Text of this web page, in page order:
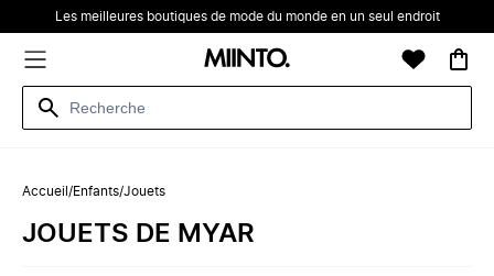
Les meilleures boutiques de mode du monde en un seul endroit
Accueil /Enfants/Jouets
‪‬‪JOUETS‬‪‬ DE ‪MYAR‬